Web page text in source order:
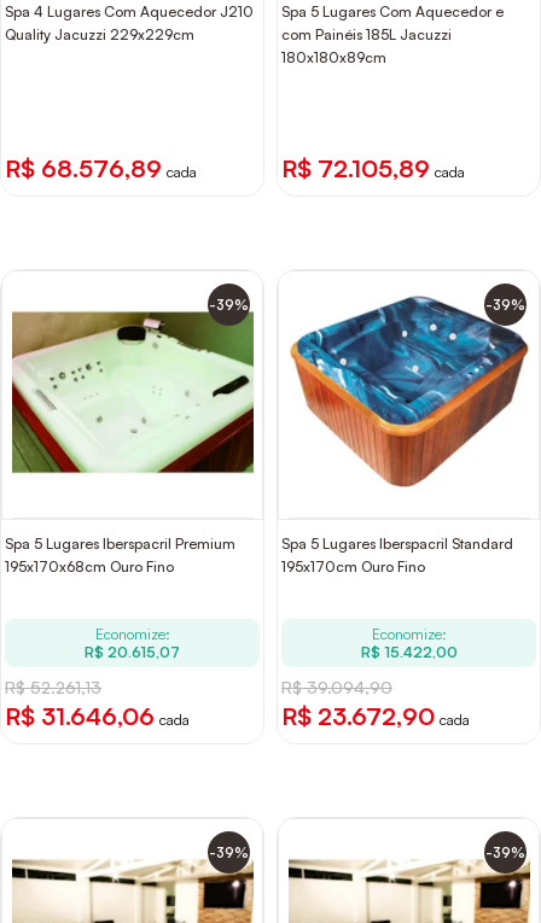
Spa 4 Lugares Com Aquecedor J210
Quality Jacuzzi 229x229cm
R$ 68.576,89 cada
Spa 5 Lugares Com Aquecedor e
com Painéis 185L Jacuzzi
180x180x89cm
R$ 72.105,89 cada
-39%
Spa 5 Lugares Iberspacril Premium
195x170x68cm Ouro Fino
Economize:
R$ 20.615,07
R$ 52.261,13
R$ 31.646,06 cada
-39%
Spa 5 Lugares Iberspacril Standard
195x170cm Ouro Fino
Economize:
R$ 15.422,00
R$ 39.094,90
R$ 23.672,90 cada
-39% -39%